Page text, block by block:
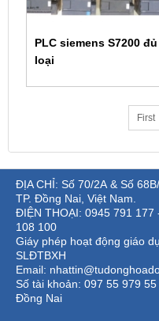
PLC siemens S7200 đủ
loại
First
ĐỊA CHỈ: Số 70/2A & Số
TP. Đồng Nai, Việt Nam.
ĐIỆN THOẠI: 0945 791 177
108 100
Giáy phép hoạt động giáo
SLĐTBXH
Email:
Số tài khoản: 097 55 979
Đồng Nai